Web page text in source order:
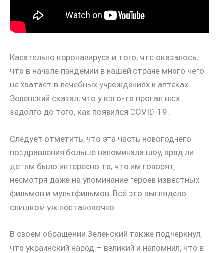
Касательно коронавируса и того, что оказалось,
что в начале пандемии в нашей стране много чего
не хватает в лечебных учреждениях и аптеках
Зеленский сказал, что у кого-то пропал нюх
задолго до того, как появился COVID-19.
Следует отметить, что эта часть новогоднего
поздравления больше напоминала шоу, вряд ли
детям было интересно то, что им говорят,
несмотря даже на упоминание героев известных
фильмов и мультфильмов. Всё это выглядело
слишком уж постановочно.
В своем обращении Зеленский также подчеркнул,
что украинский народ – великий и напомнил, что в